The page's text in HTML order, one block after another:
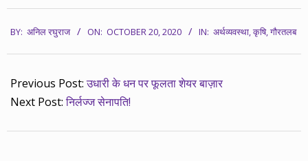
10-
20
BY: अनिल रघुराज ON: OCTOBER 20, 2020 IN: अर्थव्यवस्था,कृषि,गौरतलब
Previous Post:उधारी के धन पर फूलता शेयर बाज़ार
Next Post:निर्लज्ज सेनापति!